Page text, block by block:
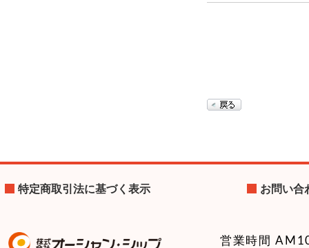
特定商取引法に基づく表示 お問い合
営業時間